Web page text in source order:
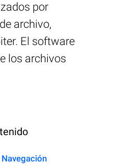
por
archivo,
El software
los archivos
Navegación